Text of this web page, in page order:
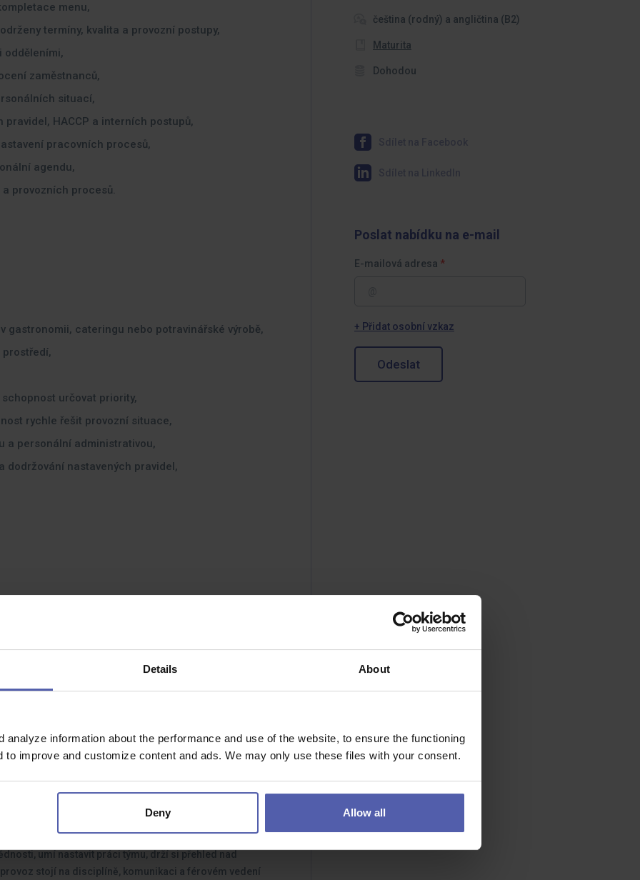
Details About
analyze information about the performance and use of the website, to ensure the functioning
to improve and customize content and ads. We may only use these files with your consent.
Deny Allow all
čeština (rodný) a angličtina (B2)
Maturita
Dohodou
menu,
termíny, kvalita a provozní postupy,
odděleními,
zaměstnanců,
situací,
HACCP a interních postupů,
pracovních procesů,
agendu,
provozních procesů.
gastronomii, cateringu nebo potravinářské výrobě,
prostředí,
určovat priority,
rychle řešit provozní situace,
a personální administrativou,
dodržování nastavených pravidel,
dopadem na kvalitu výsledné služby,
podílet se na jejich zlepšování,
rozvoj,
vedení lidí, organizace provozu a operativní
tým v gastronomii, cateringu, potravinářské výrobě,
prostředí.
umí nastavit práci týmu, drží si přehled nad
stojí na disciplíně, komunikaci a férovém vedení
Poslat nabídku na e-mail
E-mailová adresa
+ Přidat osobní vzkaz
Odeslat